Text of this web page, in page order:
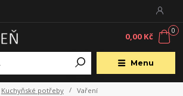
Menu
0
0,00 Kč
Kuchyňské potřeby Vaření